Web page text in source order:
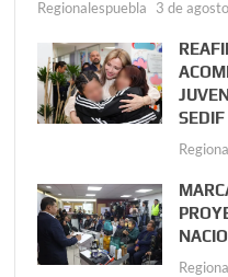
Regionalespuebla 3 de
SEDIF